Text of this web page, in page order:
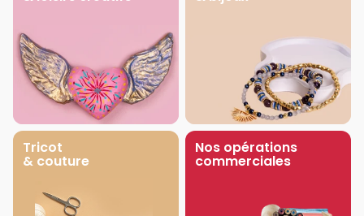
Tricot
& couture
Nos opérations
commerciales